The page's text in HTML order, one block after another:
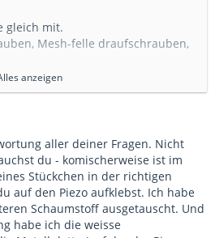
gleich mit.
Mesh-felle draufschrauben,
in manchen Threads hier
KLeintile wieder an ihren
zu günstigen Mesh (weil: leisen)
verlockend, es schreckt mich
Null Erfahrung im Umgangg mit
)
anzeigen
aller deiner Fragen. Nicht
du - komischerweise ist im
Stückchen in der richtigen
auf den Piezo aufklebst. Ich habe
Schaumstoff ausgetauscht. Und
habe ich die weisse